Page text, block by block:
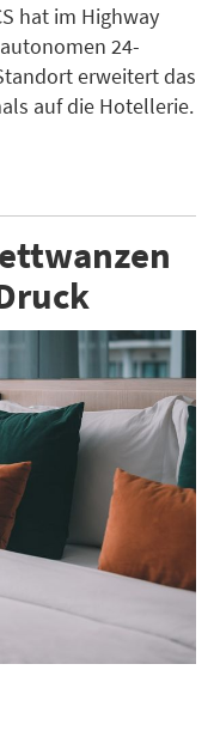
hat im Highway
24-
erweitert das
auf die Hotellerie.